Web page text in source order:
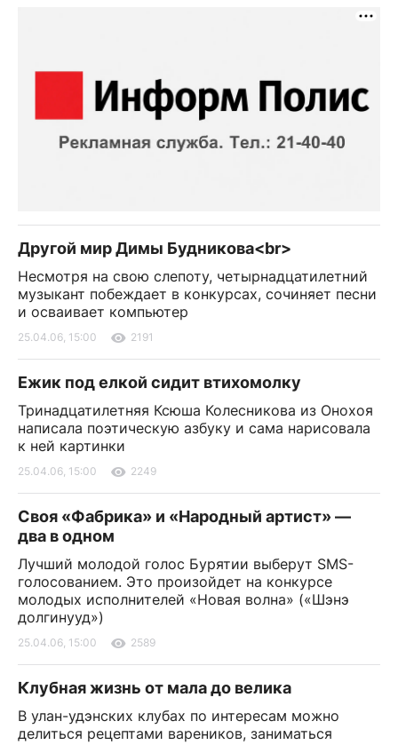
Другой мир Димы Будникова<br>
Несмотря на свою слепоту, четырнадцатилетний
музыкант побеждает в конкурсах, сочиняет песни
и осваивает компьютер
25.04.06, 15:00 2191
Ежик под елкой сидит втихомолку
Тринадцатилетняя Ксюша Колесникова из Онохоя
написала поэтическую азбуку и сама нарисовала
к ней картинки
25.04.06, 15:00 2249
Своя «Фабрика» и «Народный артист» —
два в одном
Лучший молодой голос Бурятии выберут SMS-
голосованием. Это произойдет на конкурсе
молодых исполнителей «Новая волна» («Шэнэ
долгинууд»)
25.04.06, 15:00 2589
Клубная жизнь от мала до велика
В улан-удэнских клубах по интересам можно
делиться рецептами вареников, заниматься